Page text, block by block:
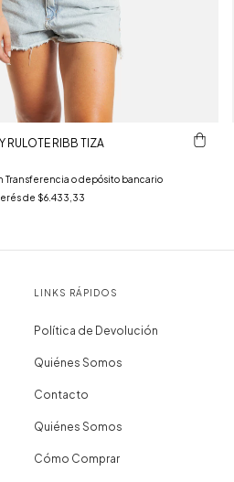
RULOTE RIBB TIZA
Transferencia o depósito bancario
de $6.433,33
LINKS RÁPIDOS
Política de Devolución
Quiénes Somos
Contacto
Quiénes Somos
Cómo Comprar